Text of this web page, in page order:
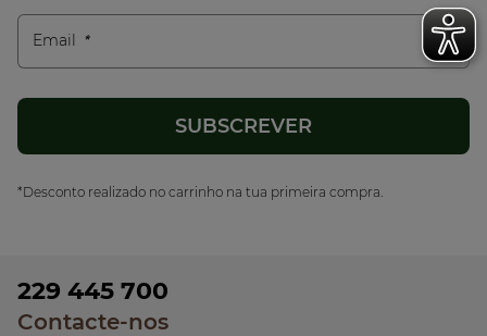
Email
*Desconto realizado no carrinho na tua primeira compra.
229 445 700
Contacte-nos